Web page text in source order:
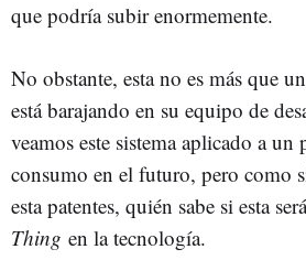
que podría subir enormemente.
No obstante, esta no es más que
está barajando en su equipo de
veamos este sistema aplicado a un
consumo en el futuro, pero como
esta patentes, quién sabe si esta
Thing en la tecnología.